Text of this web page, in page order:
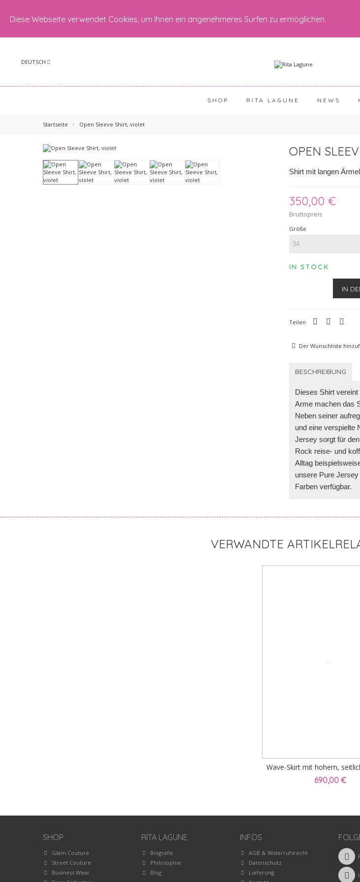
Diese Webseite verwendet Cookies, um Ihnen ein angenehmeres Surfen zu ermöglichen.
DEUTSCH
SHOP RITA LAGUNE NEWS
Startseite > Open Sleeve Shirt, violet
OPEN
Shirt mit langen
350,00 €
Bruttopreis
Größe
IN STOCK
IN
Teilen
Der Wunschliste
BESCHREIBUNG
Dieses Shirt
Arme machen das
Neben seiner
und eine verspielte
Jersey sorgt für
Rock reise- und
Alltag
unsere Pure
Farben verfügbar.
Wave-Skirt mit hohem,
690,00 €
SHOP
Glam Couture
Street Couture
Business Wear
RITA LAGUNE
Biografie
Philosophie
Blog
INFOS
AGB & Widerrufsrecht
Datenschutz
Lieferung